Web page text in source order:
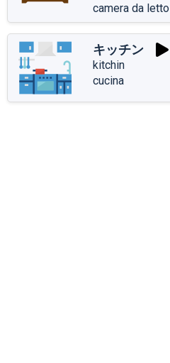
camera da letto
キッチン
kitchin
cucina